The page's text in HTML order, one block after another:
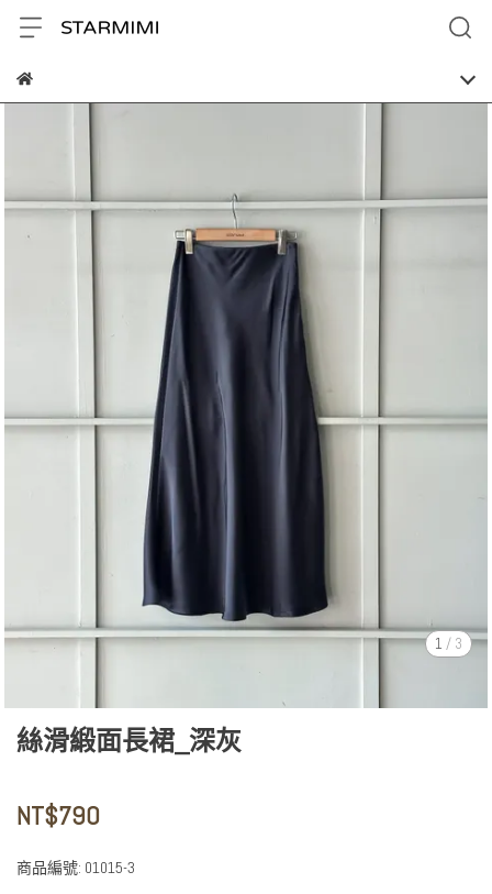
1 / 3
絲滑緞面長裙_深灰
NT$790
商品編號: 01015-3